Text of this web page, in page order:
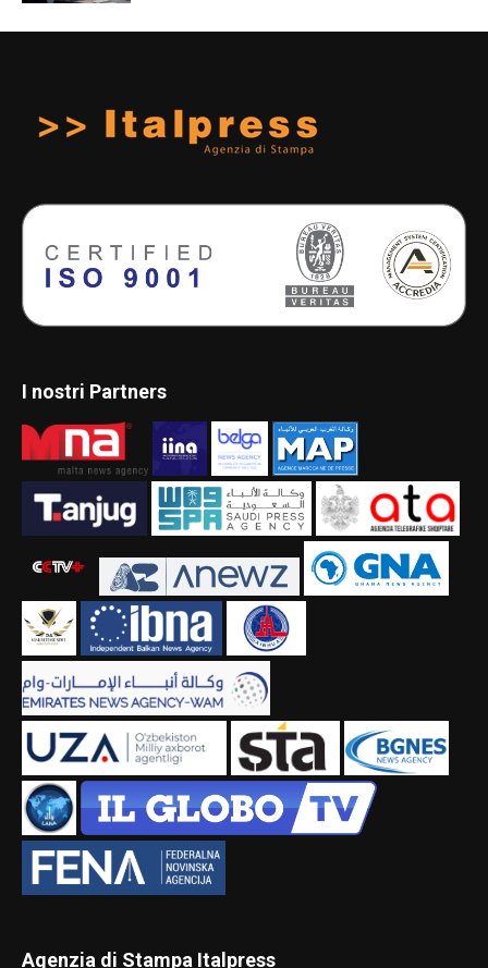
I nostri Partners
Agenzia di Stampa Italpress